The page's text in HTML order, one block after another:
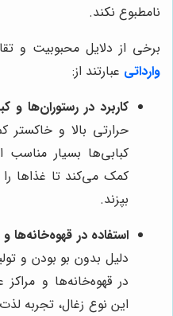
نامطبوع نکند.
برخی از دلایل محبوبیت و
وارداتی عبارتند از:
کاربرد در رستوران‌ها و
حرارتی بالا و خاکستر
کبابی‌ها بسیار
کمک می‌کند تا غذاها را
بپزند.
استفاده در قهوه‌خانه‌ها
دلیل بدون بو بودن و
در قهوه‌خانه‌ها و
این نوع زغال، تجربه